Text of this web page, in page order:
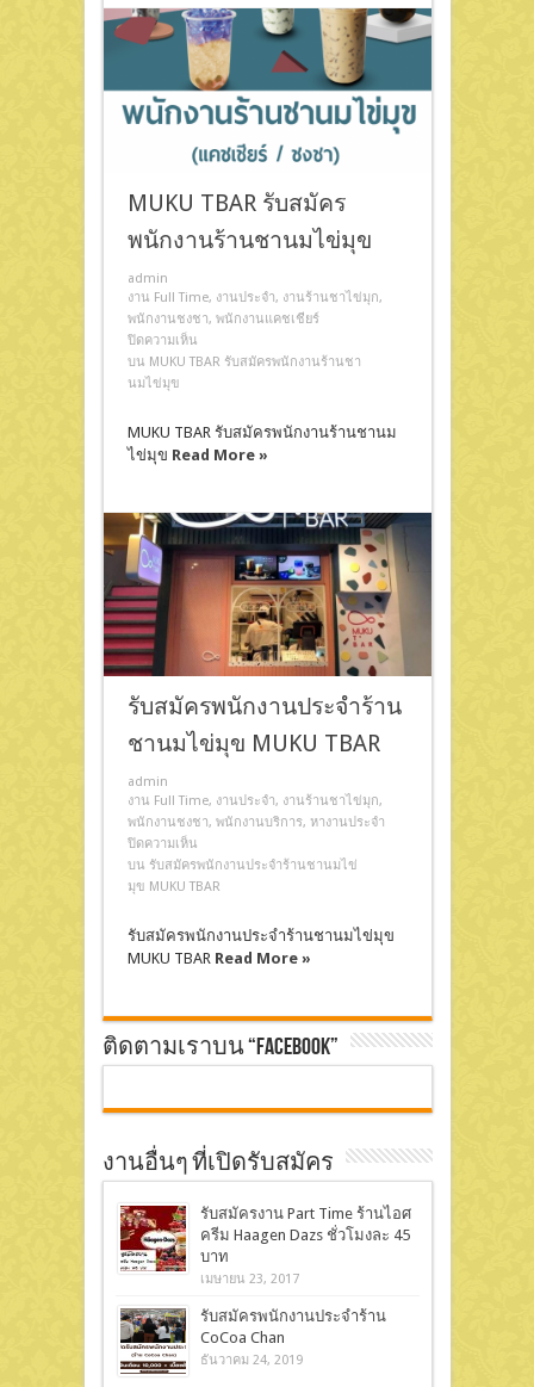
MUKU TBAR รับสมัคร
พนักงานร้านชานมไข่มุข
admin
งาน Full Time, งานประจำ, งานร้านชาไข่มุก,
พนักงานชงชา, พนักงานแคชเชียร์
ปิดความเห็น
บน MUKU TBAR รับสมัครพนักงานร้านชา
นมไข่มุข
MUKU TBAR รับสมัครพนักงานร้านชานม
ไข่มุข Read More »
รับสมัครพนักงานประจำร้าน
ชานมไข่มุข MUKU TBAR
admin
งาน Full Time, งานประจำ, งานร้านชาไข่มุก,
พนักงานชงชา, พนักงานบริการ, หางานประจำ
ปิดความเห็น
บน รับสมัครพนักงานประจำร้านชานมไข่
มุข MUKU TBAR
รับสมัครพนักงานประจำร้านชานมไข่มุข
MUKU TBAR Read More »
ติดตามเราบน “Facebook”
งานอื่นๆ ที่เปิดรับสมัคร
รับสมัครงาน Part Time ร้านไอศ
ครีม Haagen Dazs ชั่วโมงละ 45
บาท
เมษายน 23, 2017
รับสมัครพนักงานประจำร้าน
CoCoa Chan
ธันวาคม 24, 2019